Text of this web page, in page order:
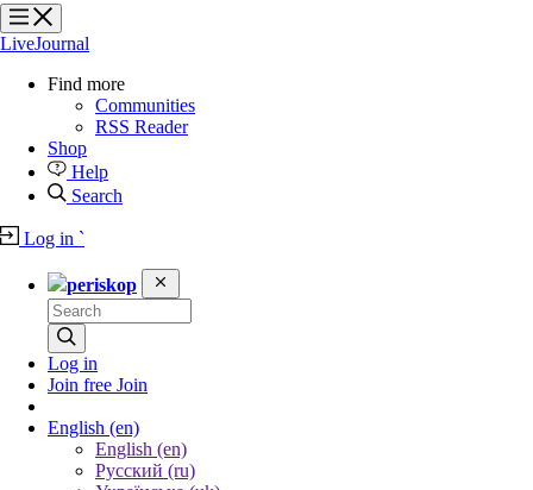
?
?
LiveJournal
Find more
Communities
RSS Reader
Shop
Help
Search
Log in `
periskop
Log in
Join free Join
English (en)
English (en)
Русский (ru)